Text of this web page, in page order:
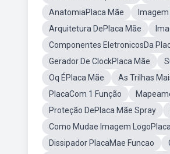
AnatomiaPlaca Mãe
Arquitetura DePlaca Mãe
Componentes EletronicosDa
Gerador De ClockPlaca Mãe
Oq ÉPlaca Mãe
As Trilhas
PlacaCom 1 Função
Proteção DePlaca Mãe Spray
Como Mudae Imagem
Dissipador PlacaMae Funcao